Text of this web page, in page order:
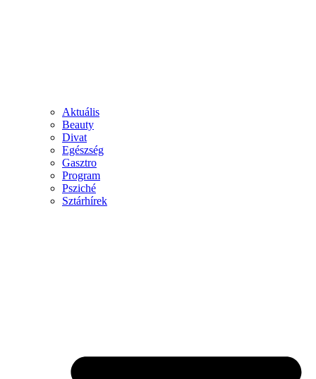
Aktuális
Beauty
Divat
Egészség
Gasztro
Program
Psziché
Sztárhírek